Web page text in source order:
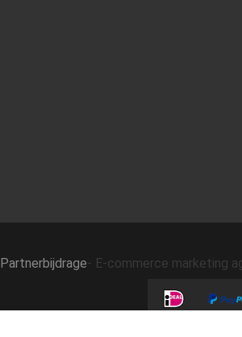
Partnerbijdrage- E-commerce marketing